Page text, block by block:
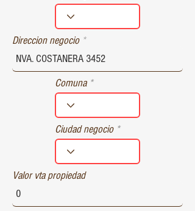
r
d
Direccion negocio
Comuna
Ciudad negocio
Valor vta propiedad